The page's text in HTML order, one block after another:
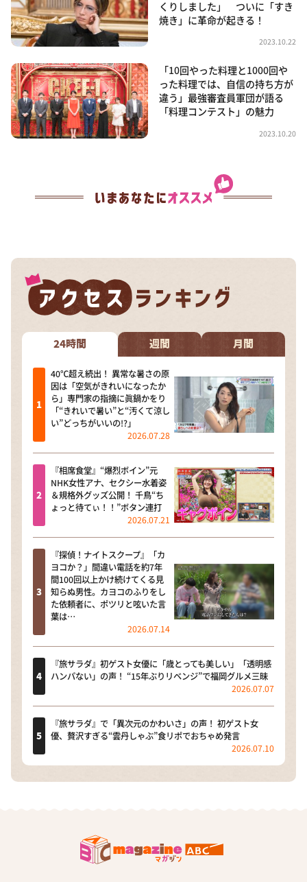
くりしました」 ついに「すき
焼き」に革命が起きる！
2023.10.22
「10回やった料理と1000回や
った料理では、自信の持ち方が
違う」最強審査員軍団が語る
「料理コンテスト」の魅力
2023.10.20
24時間 週間 月間
40℃超え続出！ 異常な暑さの原
因は「空気がきれいになったか
ら」専門家の指摘に眞鍋かをり
「“きれいで暑い”と“汚くて涼し
い”どっちがいいの!?」
2026.07.28
『相席食堂』“爆烈ボイン”元
NHK女性アナ、セクシー水着姿
＆規格外グッズ公開！ 千鳥“ち
ょっと待てぃ！！”ボタン連打
2026.07.21
『探偵！ナイトスクープ』「カ
ヨコか？」間違い電話を約7年
間100回以上かけ続けてくる見
知らぬ男性。カヨコのふりをし
た依頼者に、ポツリと呟いた言
葉は…
2026.07.14
『旅サラダ』初ゲスト女優に「歳とっても美しい」「透明感
ハンパない」の声！ “15年ぶりリベンジ”で福岡グルメ三昧
2026.07.07
『旅サラダ』で「異次元のかわいさ」の声！ 初ゲスト女
優、贅沢すぎる“雲丹しゃぶ”食リポでおちゃめ発言
2026.07.10